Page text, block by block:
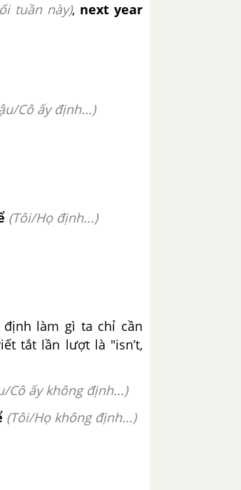
tuần này), next year
Cô ấy định...)
(Tôi/Họ định...)
làm gì ta chỉ cần
tắt lần lượt là "isn’t,
Cô ấy không định...)
(Tôi/Họ không định...)